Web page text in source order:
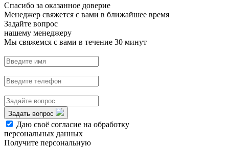
Спасибо за оказанное доверие
Менеджер свяжется с вами в ближайшее время
Задайте вопрос
нашему менеджеру
Мы свяжемся с вами в течение 30 минут
Задать вопрос
Даю своё согласие на обработку
персональных данных
Получите персональную